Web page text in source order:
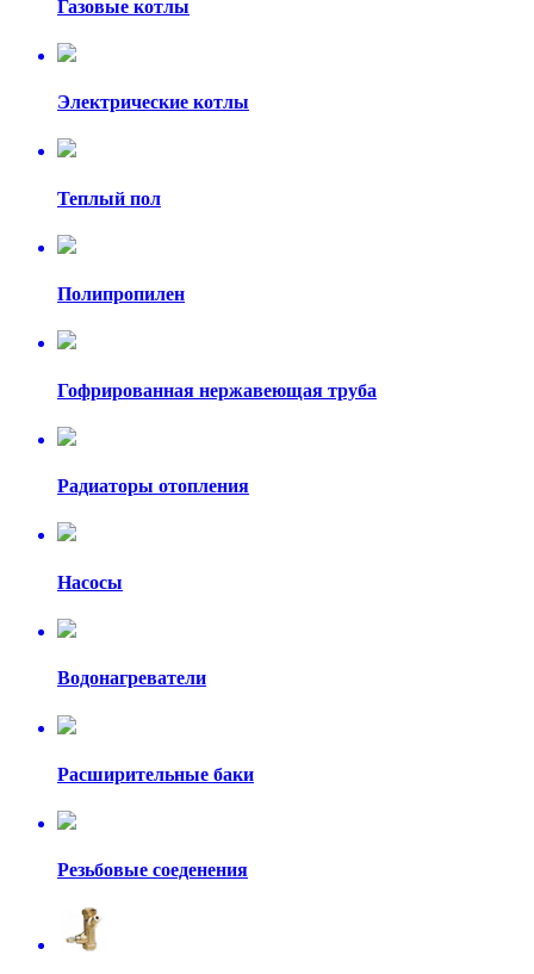
Газовые котлы
Электрические котлы
Теплый пол
Полипропилен
Гофрированная нержавеющая труба
Радиаторы отопления
Насосы
Водонагреватели
Расширительные баки
Резьбовые соеденения